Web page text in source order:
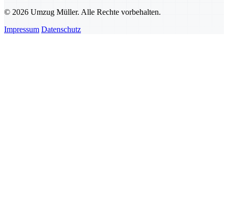
© 2026 Umzug Müller. Alle Rechte vorbehalten.
Impressum Datenschutz